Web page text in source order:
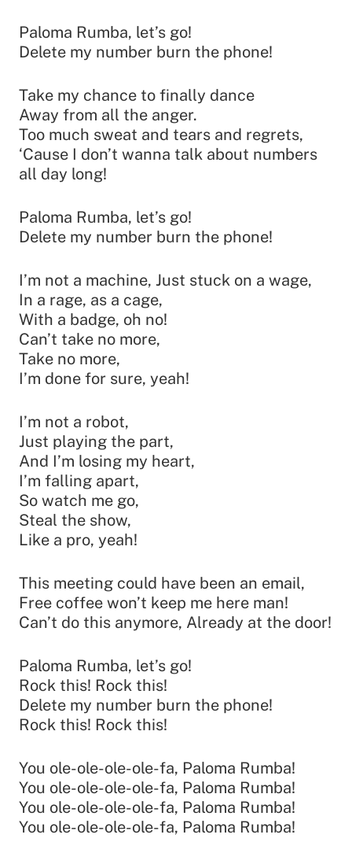
Paloma Rumba, let’s go!
Delete my number burn the phone!
Take my chance to finally dance
Away from all the anger.
Too much sweat and tears and regrets,
‘Cause I don’t wanna talk about numbers
all day long!
Paloma Rumba, let’s go!
Delete my number burn the phone!
I’m not a machine, Just stuck on a wage,
In a rage, as a cage,
With a badge, oh no!
Can’t take no more,
Take no more,
I’m done for sure, yeah!
I’m not a robot,
Just playing the part,
And I’m losing my heart,
I’m falling apart,
So watch me go,
Steal the show,
Like a pro, yeah!
This meeting could have been an email,
Free coffee won’t keep me here man!
Can’t do this anymore, Already at the door!
Paloma Rumba, let’s go!
Rock this! Rock this!
Delete my number burn the phone!
Rock this! Rock this!
You ole-ole-ole-ole-fa, Paloma Rumba!
You ole-ole-ole-ole-fa, Paloma Rumba!
You ole-ole-ole-ole-fa, Paloma Rumba!
You ole-ole-ole-ole-fa, Paloma Rumba!